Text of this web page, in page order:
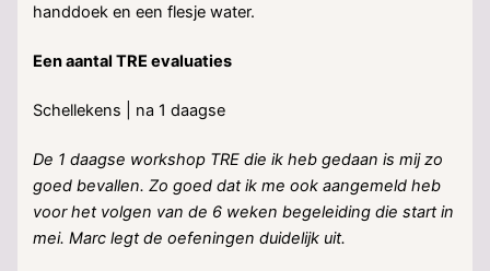
handdoek en een flesje water.
Een aantal TRE evaluaties
Schellekens | na 1 daagse
De 1 daagse workshop TRE die ik heb gedaan is mij zo
goed bevallen. Zo goed dat ik me ook aangemeld heb
voor het volgen van de 6 weken begeleiding die start in
mei. Marc legt de oefeningen duidelijk uit.